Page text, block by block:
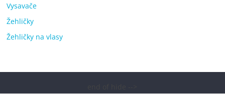
Vysavače
Žehličky
Žehličky na vlasy